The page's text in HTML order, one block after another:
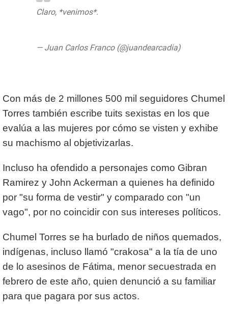
Claro, *venimos*.
— Juan Carlos Franco (@juandearcadia)
Con más de 2 millones 500 mil seguidores Chumel
Torres también escribe tuits sexistas en los que
evalúa a las mujeres por cómo se visten y exhibe
su machismo al objetivizarlas.
Incluso ha ofendido a personajes como Gibran
Ramirez y John Ackerman a quienes ha definido
por "su forma de vestir" y comparado con "un
vago", por no coincidir con sus intereses políticos.
Chumel Torres se ha burlado de niños quemados,
indígenas, incluso llamó "crakosa" a la tía de uno
de lo asesinos de Fátima, menor secuestrada en
febrero de este año, quien denunció a su familiar
para que pagara por sus actos.